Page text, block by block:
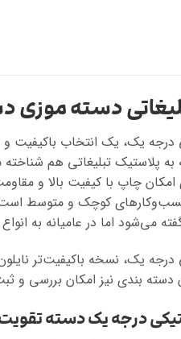
دسته
درجه یک، یک انتخاب
پلاستیک تبلیغاتی هم
امکان چاپ با کیفیت بالا و
کسب‌وکارهای کوچک و متوسط است
می‌شود اما در عامیانه به
درجه یک، نسخه باکیفیت‌تر
دسته بندی نیز امکان بررسی و
درجه یک دسته